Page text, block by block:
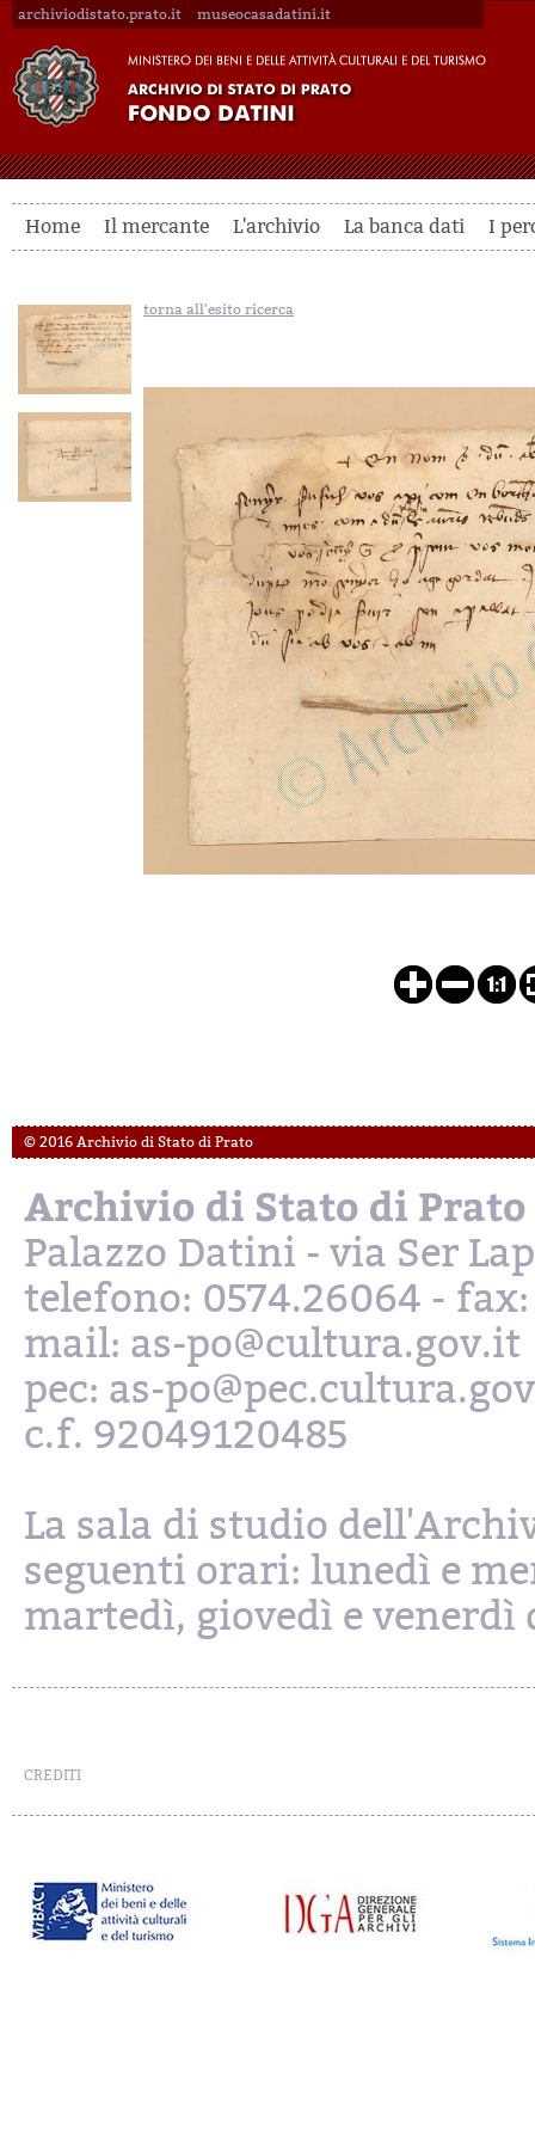
archiviodistato.prato.it museocasadatini.it
Home Il mercante L'archivio La banca dati I
torna all'esito ricerca
© 2016 Archivio di Stato di Prato
Archivio di Stato di Prato
Palazzo Datini - via Ser
telefono: 0574.26064 - fax:
mail: as-po@cultura.gov.it
pec: as-
c.f. 92049120485
La sala di studio
seguenti orari: lunedì e
martedì, giovedì e venerdì
CREDITI